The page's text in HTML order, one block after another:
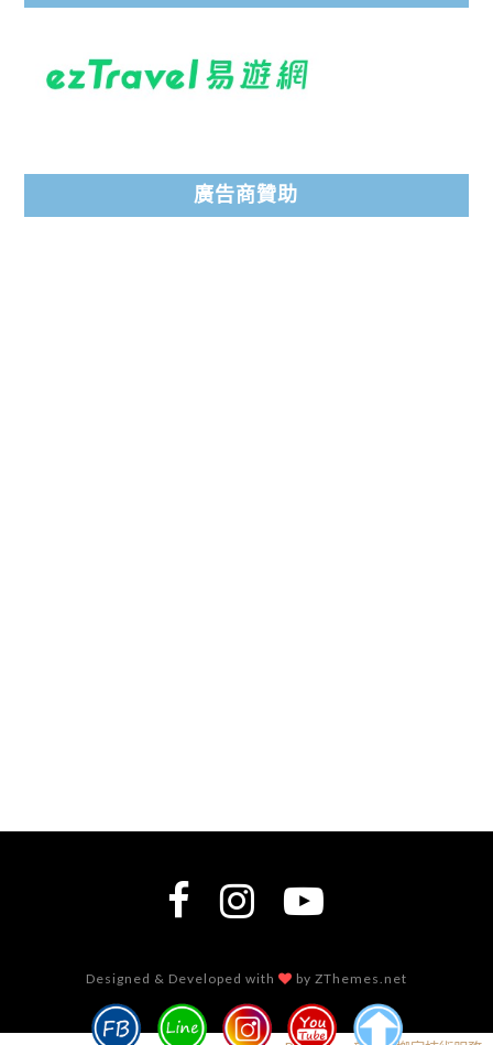
廣告商贊助
Designed & Developed with by ZThemes.net